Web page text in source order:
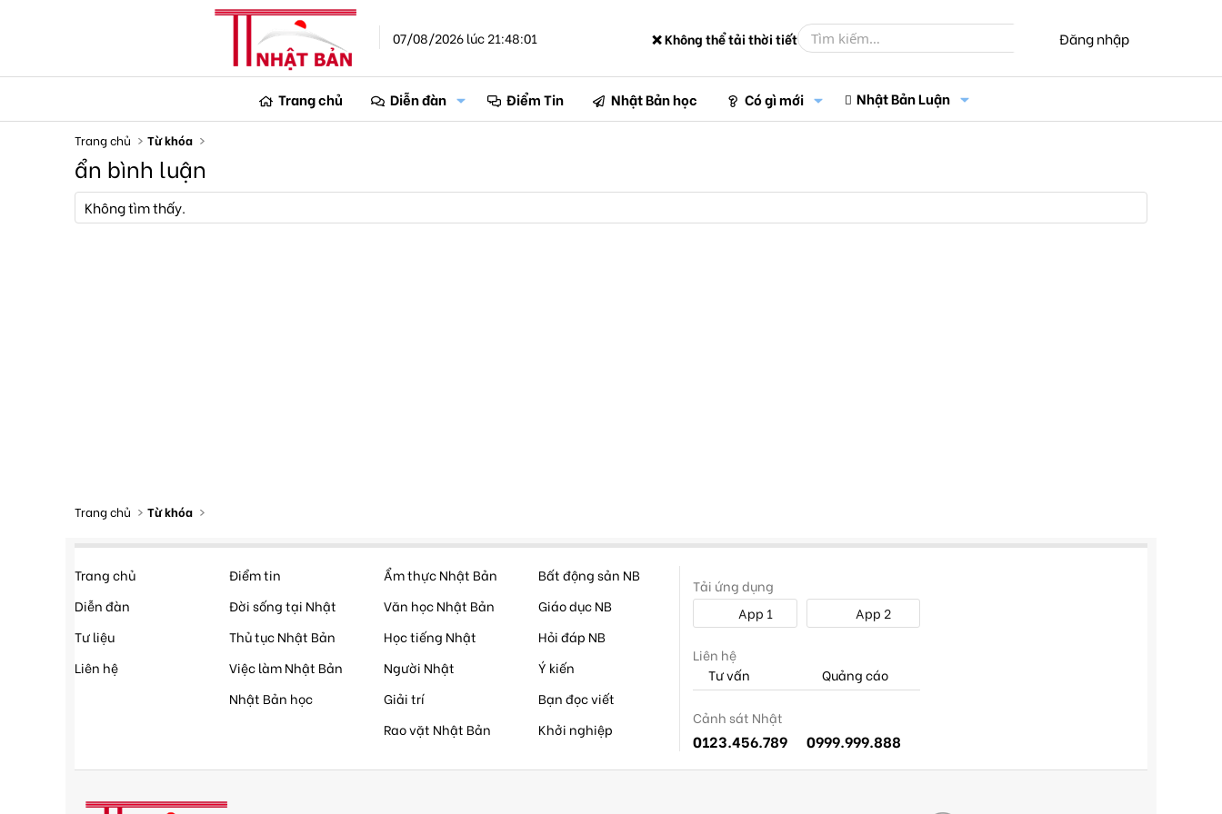
07/08/2026 lúc 21:48:01 ❌ Không thể tải thời tiết Đăng nhập
Trang chủ Diễn đàn Điểm Tin Nhật Bản học Có gì mới Nhật Bản Luận
Trang chủ Từ khóa
ẩn bình luận
Không tìm thấy.
Trang chủ Từ khóa
Trang chủ
Diễn đàn
Tư liệu
Liên hệ
Điểm tin
Đời sống tại Nhật
Thủ tục Nhật Bản
Việc làm Nhật Bản
Nhật Bản học
Ẩm thực Nhật Bản
Văn học Nhật Bản
Học tiếng Nhật
Người Nhật
Giải trí
Rao vặt Nhật Bản
Bất động sản NB
Giáo dục NB
Hỏi đáp NB
Ý kiến
Bạn đọc viết
Khởi nghiệp
Tải ứng dụng
App 1
App 2
Liên hệ
Tư vấn
Quảng cáo
Cảnh sát Nhật
0123.456.789 0999.999.888